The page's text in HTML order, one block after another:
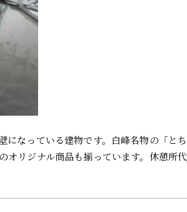
なっている建物です。白峰名物の「とち
オリジナル商品も揃っています。休憩所代